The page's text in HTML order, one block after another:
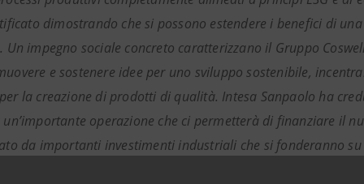
dimostrando che si possono estendere i benefici di
Un impegno sociale concreto caratterizzano il Gruppo
e sostenere idee per uno sviluppo sostenibile,
la creazione di prodotti di qualità. Intesa Sanpaolo ha
operazione che ci permetterà di finanziare il
da importanti investimenti industriali che si fonderanno
risparmio energetico; minor impatto ambientale. La